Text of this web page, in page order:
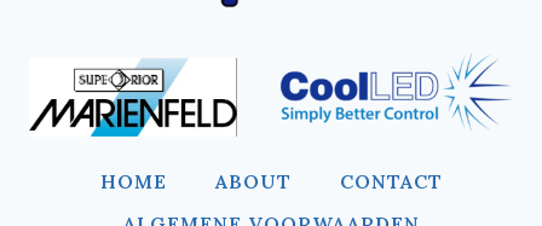
HOME ABOUT
CONTACT